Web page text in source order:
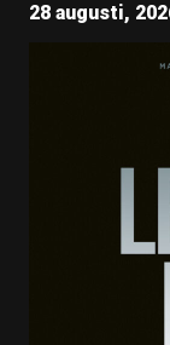
28 augusti,